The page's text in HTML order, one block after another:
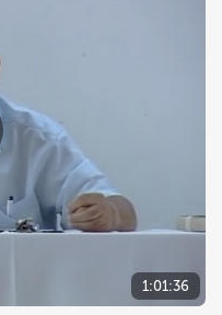
1:01:36